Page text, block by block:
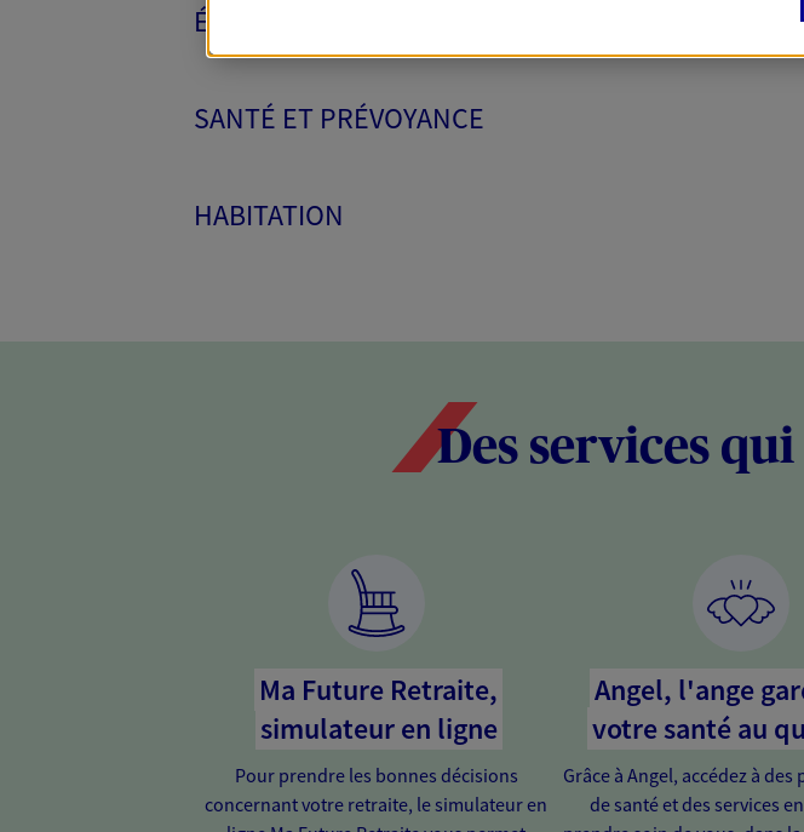
ÉPARGNE ET RETRAITE
SANTÉ ET PRÉVOYANCE
HABITATION
Des services
Ma Future Retraite,
simulateur en ligne
Pour prendre les bonnes décisions
concernant votre retraite, le simulateur en
Angel, l'ange
votre santé au
Grâce à Angel, accédez à
de santé et des services